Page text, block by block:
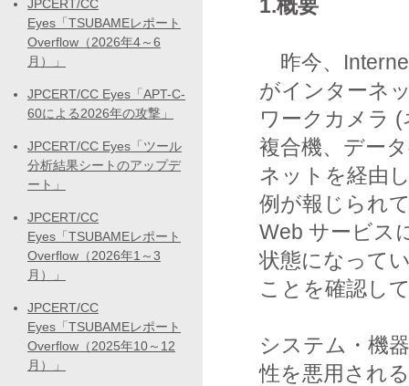
1.概要
昨今、
がインターネ
ワークカメラ
複合機、デー
ネットを経由
例が報じられ
Web サービス
状態になって
ことを確認し
システム・機
性を悪用され
JPCERT/CC
Eyes「TSUBAMEレポート
Overflow（2026年4～6
月）」
JPCERT/CC Eyes「APT-C-
60による2026年の攻撃」
JPCERT/CC Eyes「ツール
分析結果シートのアップデ
ート」
JPCERT/CC
Eyes「TSUBAMEレポート
Overflow（2026年1～3
月）」
JPCERT/CC
Eyes「TSUBAMEレポート
Overflow（2025年10～12
月）」